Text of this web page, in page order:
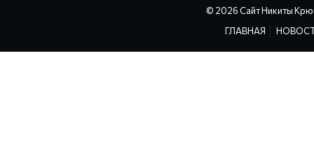
© 2026 Сайт Никиты
ГЛАВНАЯ